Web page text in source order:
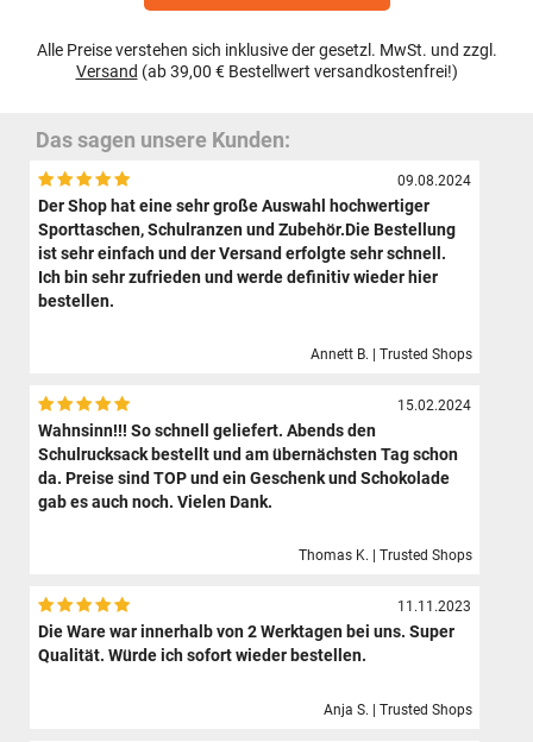
Alle Preise verstehen sich inklusive der gesetzl. MwSt. und zzgl.
Versand (ab 39,00 € Bestellwert versandkostenfrei!)
Das sagen unsere Kunden:
09.08.2024
Der Shop hat eine sehr große Auswahl hochwertiger
Sporttaschen, Schulranzen und Zubehör.Die Bestellung
ist sehr einfach und der Versand erfolgte sehr schnell.
Ich bin sehr zufrieden und werde definitiv wieder hier
bestellen.
Annett B. | Trusted Shops
15.02.2024
Wahnsinn!!! So schnell geliefert. Abends den
Schulrucksack bestellt und am übernächsten Tag schon
da. Preise sind TOP und ein Geschenk und Schokolade
gab es auch noch. Vielen Dank.
Thomas K. | Trusted Shops
11.11.2023
Die Ware war innerhalb von 2 Werktagen bei uns. Super
Qualität. Würde ich sofort wieder bestellen.
Anja S. | Trusted Shops